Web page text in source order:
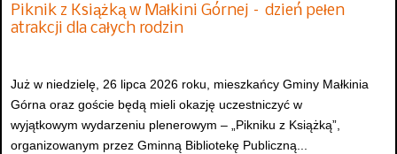
Piknik z Książką w Małkini Górnej – dzień pełen
atrakcji dla całych rodzin
Już w niedzielę, 26 lipca 2026 roku, mieszkańcy Gminy Małkinia
Górna oraz goście będą mieli okazję uczestniczyć w
wyjątkowym wydarzeniu plenerowym – „Pikniku z Książką”,
organizowanym przez Gminną Bibliotekę Publiczną...